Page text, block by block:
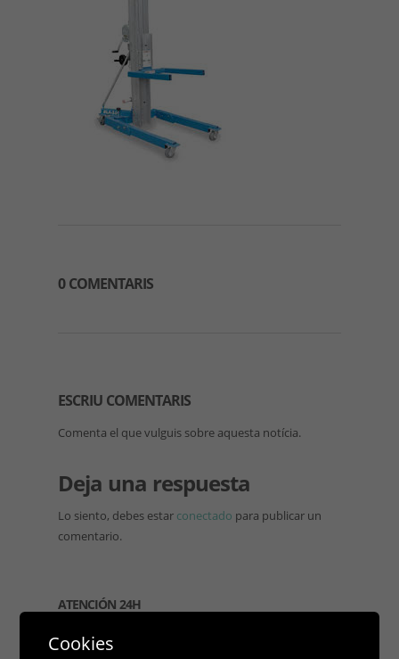
0 COMENTARIS
ESCRIU COMENTARIS
Comenta el que vulguis sobre aquesta notícia.
Deja una respuesta
Lo siento, debes estar conectado para publicar un
comentario.
ATENCIÓN 24H
Cookies